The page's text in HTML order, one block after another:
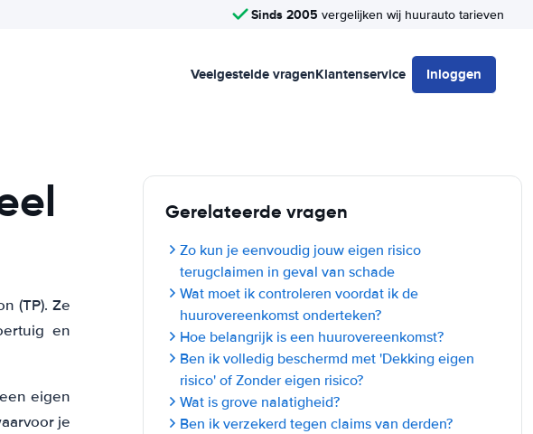
Sinds 2005 vergelijken wij huurauto tarieven
Veelgestelde vragenKlantenservice Inloggen
(TP). Ze
en
eigen
je
Gerelateerde vragen
Zo kun je eenvoudig jouw eigen risico
terugclaimen in geval van schade
Wat moet ik controleren voordat ik de
huurovereenkomst onderteken?
Hoe belangrijk is een huurovereenkomst?
Ben ik volledig beschermd met 'Dekking eigen
risico' of Zonder eigen risico?
Wat is grove nalatigheid?
Ben ik verzekerd tegen claims van derden?